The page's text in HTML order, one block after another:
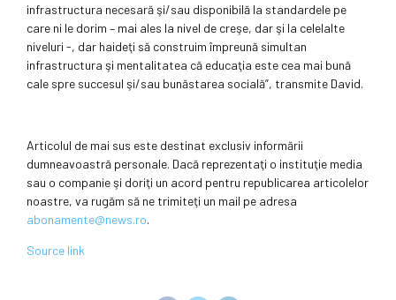
infrastructura necesară şi/sau disponibilă la standardele pe
care ni le dorim – mai ales la nivel de creşe, dar şi la celelalte
niveluri -, dar haideţi să construim împreună simultan
infrastructura şi mentalitatea că educaţia este cea mai bună
cale spre succesul şi/sau bunăstarea socială”, transmite David.
Articolul de mai sus este destinat exclusiv informării
dumneavoastră personale. Dacă reprezentaţi o instituţie media
sau o companie şi doriţi un acord pentru republicarea articolelor
noastre, va rugăm să ne trimiteţi un mail pe adresa
abonamente@news.ro.
Source link